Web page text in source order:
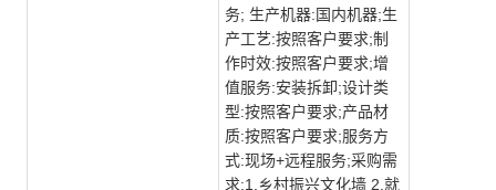
务; 生产机器:国内机器;生
产工艺:按照客户要求;制
作时效:按照客户要求;增
值服务:安装拆卸;设计类
型:按照客户要求;产品材
质:按照客户要求;服务方
式:现场+远程服务;采购需
求:1.乡村振兴文化墙 2.就